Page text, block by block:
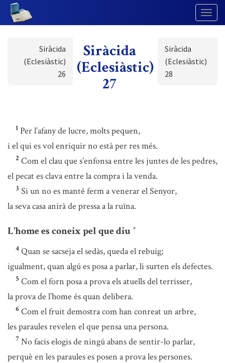
Siràcida
(Eclesiàstic)
26
Siràcida
(Eclesiàstic)
27
Siràcida
(Eclesiàstic)
28
1 Per l’afany de lucre, molts pequen,
i el qui es vol enriquir no està per res més.
2 Com el clau que s’enfonsa entre les juntes de les pedres,
el pecat es clava entre la compra i la venda.
3 Si un no es manté ferm a venerar el Senyor,
la seva casa anirà de pressa a la ruïna.
L’home es coneix pel que diu *
4 Quan se sacseja el sedàs, queda el rebuig;
igualment, quan algú es posa a parlar, li surten els defectes.
5 Com el forn posa a prova els atuells del terrisser,
la prova de l’home és quan delibera.
6 Com el fruit demostra com han conreat un arbre,
les paraules revelen el que pensa una persona.
7 No facis elogis de ningú abans de sentir-lo parlar,
perquè en les paraules es posen a prova les persones.